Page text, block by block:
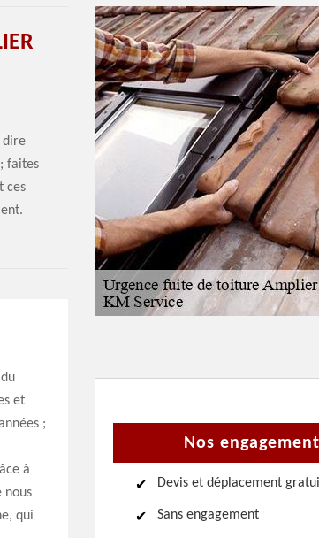
dire
faites
ces
et
;
à
nous
qui
Nos
Devis et déplacement
Sans engagement